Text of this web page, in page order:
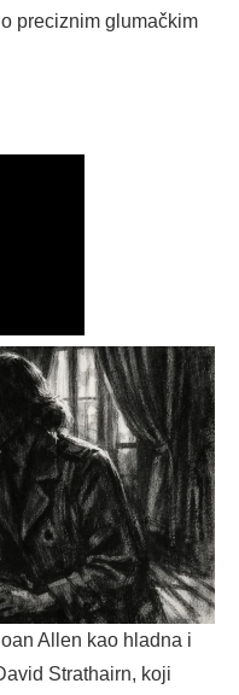
preciznim glumačkim
Allen kao hladna i
Strathairn, koji